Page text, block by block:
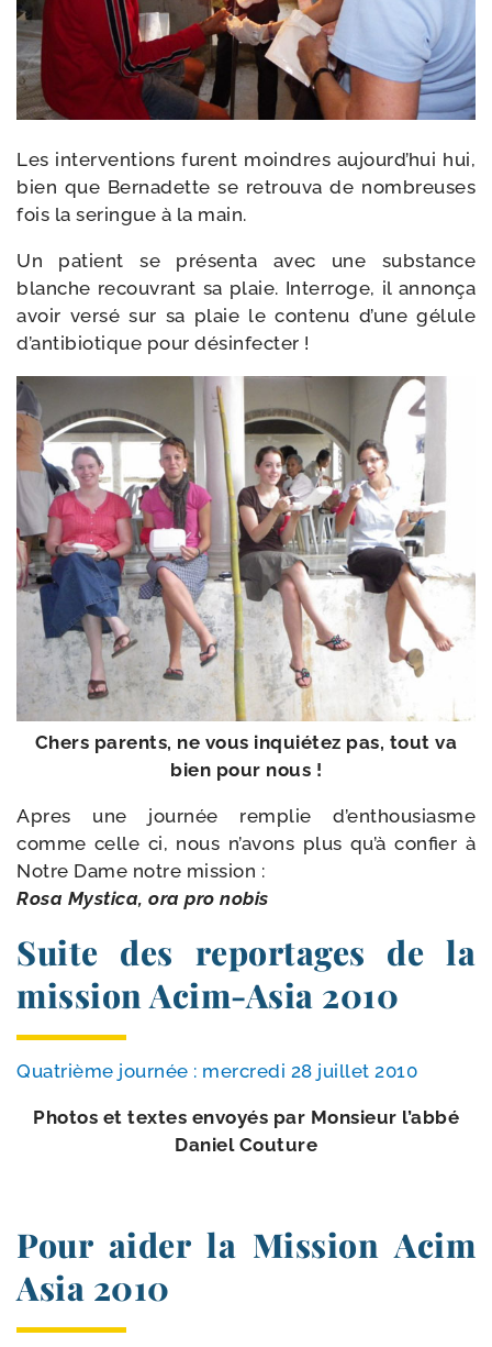
Les inter­ven­tions furent moindres aujourd’hui hui,
bien que Bernadette se retrou­va de nom­breuses
fois la seringue à la main.
Un patient se pré­sen­ta avec une sub­stance
blanche recou­vrant sa plaie. Interroge, il annon­ça
avoir ver­sé sur sa plaie le conte­nu d’une gélule
d’antibiotique pour désinfecter !
Chers parents, ne vous inquié­tez pas, tout va
bien pour nous !
Apres une jour­née rem­plie d’enthousiasme
comme celle ci, nous n’avons plus qu’à confier à
Notre Dame notre mis­sion :
Rosa Mystica, ora pro nobis
Suite des reportages de la
mission Acim-​Asia 2010
Quatrième jour­née : mer­cre­di 28 juillet 2010
Photos et textes envoyés par Monsieur l’ab­bé
Daniel Couture
Pour aider la Mission Acim
Asia 2010